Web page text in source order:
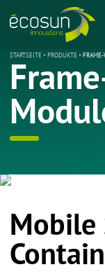
STARTSEITE•PRODUKTE•
Mobile